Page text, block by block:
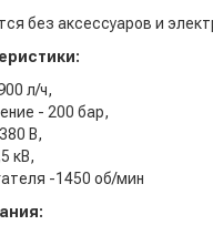
без аксессуаров и
л/ч,
- 200 бар,
В,
кВ,
-1450 об/мин